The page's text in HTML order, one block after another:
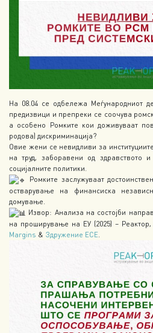
На 08.04 се одбележа Меѓународниот
предизвици и препреки се соочува
а особено Ромките кои доживуваат
родова) дискриминација?
Овие жени се невидливи за
на труд, заборавени од здравството
социјалните политики.
Ромките заслужуваат
остварување на финансиска
домување.
Извор: Анализа на состојби
на проширување на ЕУ (2025) – Реактор,
Margins & Здружение ЕСЕ.